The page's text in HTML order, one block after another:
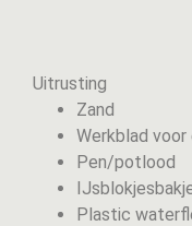
Uitrusting
Zand
Werkblad voor
Pen/potlood
Plastic